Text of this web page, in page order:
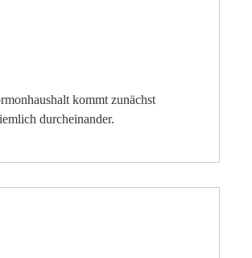
kommt zunächst
durcheinander.